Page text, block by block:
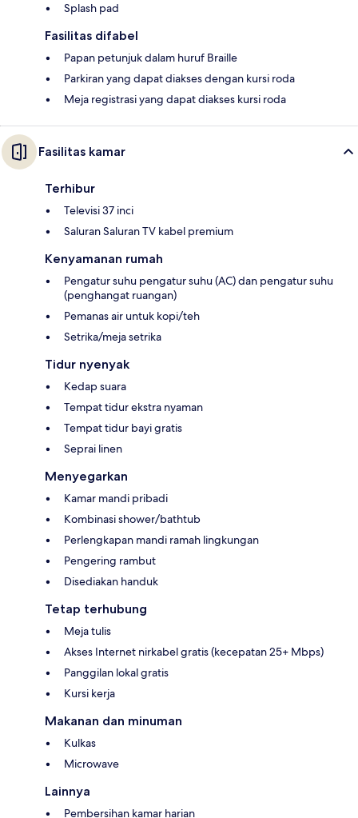
Splash pad
Fasilitas difabel
Papan petunjuk dalam huruf Braille
Parkiran yang dapat diakses dengan kursi roda
Meja registrasi yang dapat diakses kursi roda
Fasilitas kamar
Terhibur
Televisi 37 inci
Saluran Saluran TV kabel premium
Kenyamanan rumah
Pengatur suhu pengatur suhu (AC) dan pengatur suhu
(penghangat ruangan)
Pemanas air untuk kopi/teh
Setrika/meja setrika
Tidur nyenyak
Kedap suara
Tempat tidur ekstra nyaman
Tempat tidur bayi gratis
Seprai linen
Menyegarkan
Kamar mandi pribadi
Kombinasi shower/bathtub
Perlengkapan mandi ramah lingkungan
Pengering rambut
Disediakan handuk
Tetap terhubung
Meja tulis
Akses Internet nirkabel gratis (kecepatan 25+ Mbps)
Panggilan lokal gratis
Kursi kerja
Makanan dan minuman
Kulkas
Microwave
Lainnya
Pembersihan kamar harian